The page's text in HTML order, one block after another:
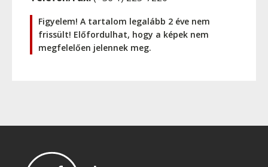
Figyelem! A tartalom legalább 2 éve nem
frissült! Előfordulhat, hogy a képek nem
megfelelően jelennek meg.